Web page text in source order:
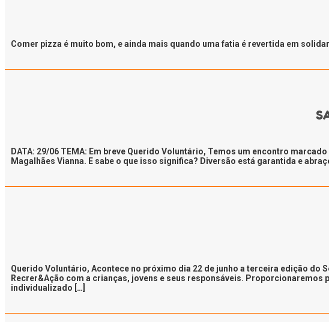
Comer pizza é muito bom, e ainda mais quando uma fatia é revertida em
DATA: 29/06 TEMA: Em breve Querido Voluntário, Temos um encontro
Magalhães Vianna. E sabe o que isso significa? Diversão está garantida e
Querido Voluntário, Acontece no próximo dia 22 de junho a terceira edição do
Recrer&Ação com a crianças, jovens e seus responsáveis.
individualizado […]